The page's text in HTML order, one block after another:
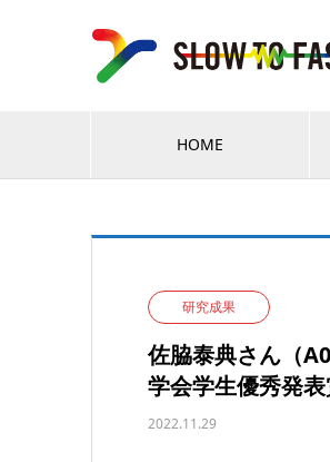
HOME
研究成果
佐脇泰典さん（
学会学生優秀発
2022.11.29